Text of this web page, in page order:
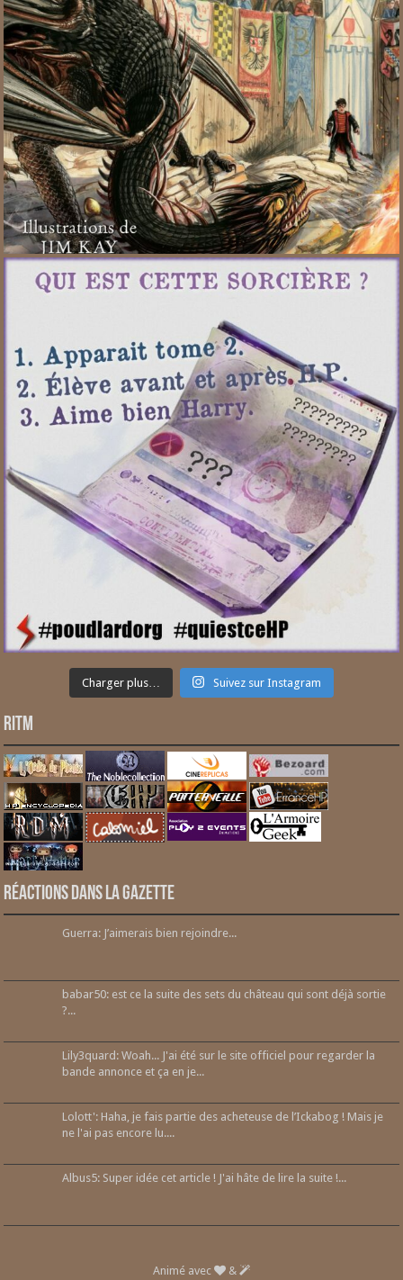
Charger plus… Suivez sur Instagram
RITM
Réactions dans la gazette
Guerra: J’aimerais bien rejoindre...
babar50: est ce la suite des sets du château qui sont déjà sortie
?...
Lily3quard: Woah... J'ai été sur le site officiel pour regarder la
bande annonce et ça en je...
Lolott': Haha, je fais partie des acheteuse de l’Ickabog ! Mais je
ne l'ai pas encore lu....
Albus5: Super idée cet article ! J'ai hâte de lire la suite !...
Animé avec &